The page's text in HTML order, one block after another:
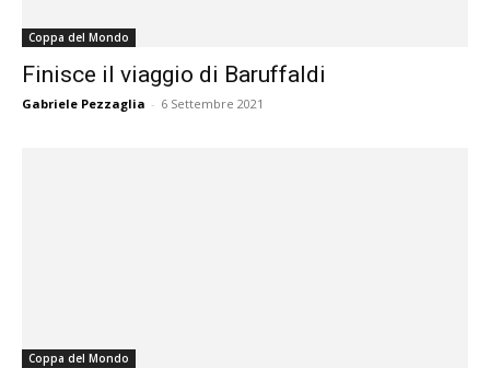
Coppa del Mondo
Finisce il viaggio di Baruffaldi
Gabriele Pezzaglia - 6 Settembre 2021
Coppa del Mondo